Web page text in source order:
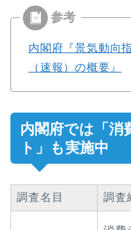
内閣府『景気動向
（速報）の概要』
内閣府では「消
ト」も実施中
調査名目 調査